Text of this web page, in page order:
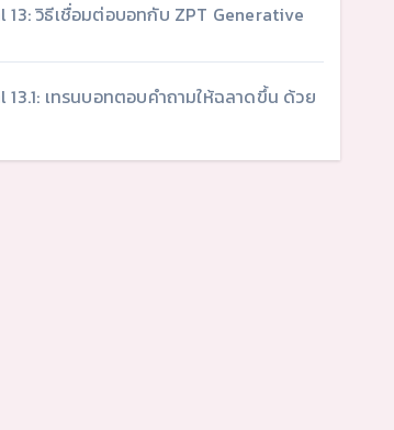
13: วิธีเชื่อมต่อบอทกับ ZPT Generative
13.1: เทรนบอทตอบคำถามให้ฉลาดขึ้น ด้วย